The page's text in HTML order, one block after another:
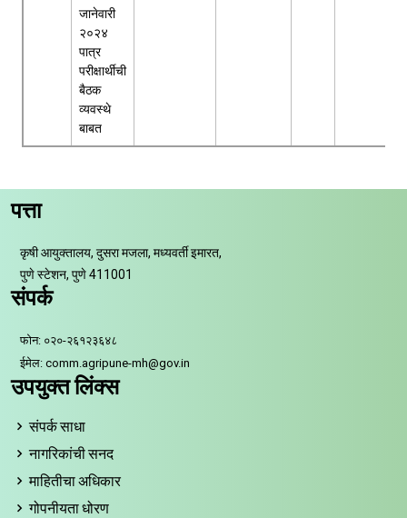
जानेवारी
२०२४
पात्र
परीक्षार्थीची
बैठक
व्यवस्थे
बाबत
पत्ता
कृषी आयुक्तालय, दुसरा मजला, मध्यवर्ती इमारत,
पुणे स्टेशन, पुणे 411001
संपर्क
फोन: ०२०-२६१२३६४८
ईमेल: comm.agripune-mh@gov.in
उपयुक्त लिंक्स
संपर्क साधा
नागरिकांची सनद
माहितीचा अधिकार
गोपनीयता धोरण